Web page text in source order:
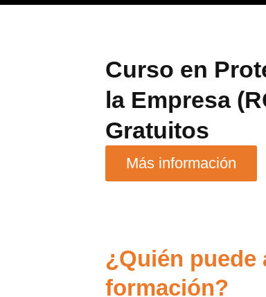
Curso en
la Empresa
Gratuitos
Más información
¿Quién puede
formación?